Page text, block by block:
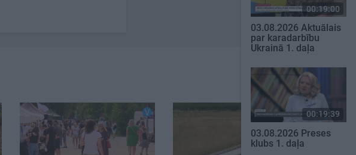
00:19:00
03.08.2026 Aktuālais
par karadarbību
Ukrainā 1. daļa
00:19:39
03.08.2026 Preses
klubs 1. daļa